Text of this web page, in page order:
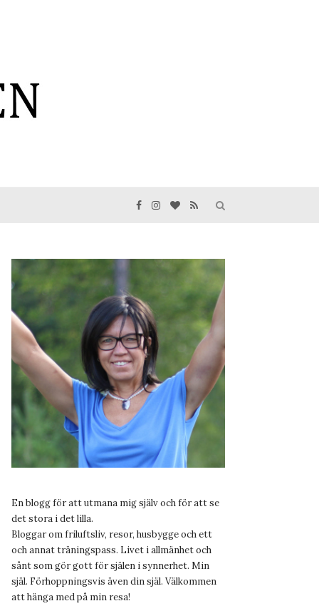
En blogg för att utmana mig själv och för att se
det stora i det lilla.
Bloggar om friluftsliv, resor, husbygge och ett
och annat träningspass. Livet i allmänhet och
sånt som gör gott för själen i synnerhet. Min
själ. Förhoppningsvis även din själ. Välkommen
att hänga med på min resa!